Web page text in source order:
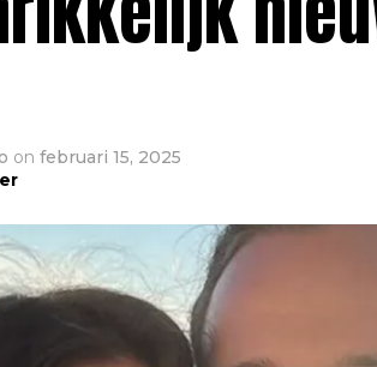
on februari 15, 2025